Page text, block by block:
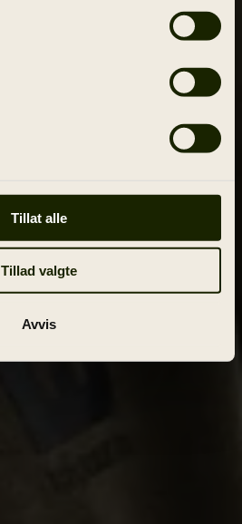
Tillat alle
Tillad valgte
Avvis